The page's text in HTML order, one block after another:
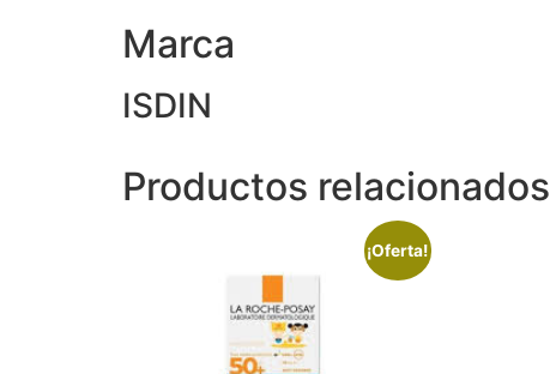
Marca
ISDIN
Productos relacionados
¡Oferta!